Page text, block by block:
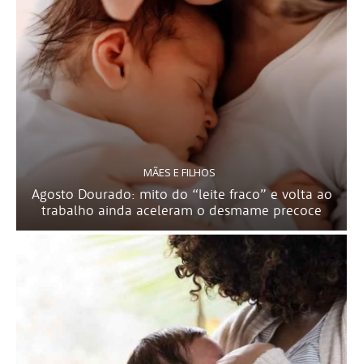
MÃES E FILHOS
Agosto Dourado: mito do “leite fraco” e volta ao
trabalho ainda aceleram o desmame precoce